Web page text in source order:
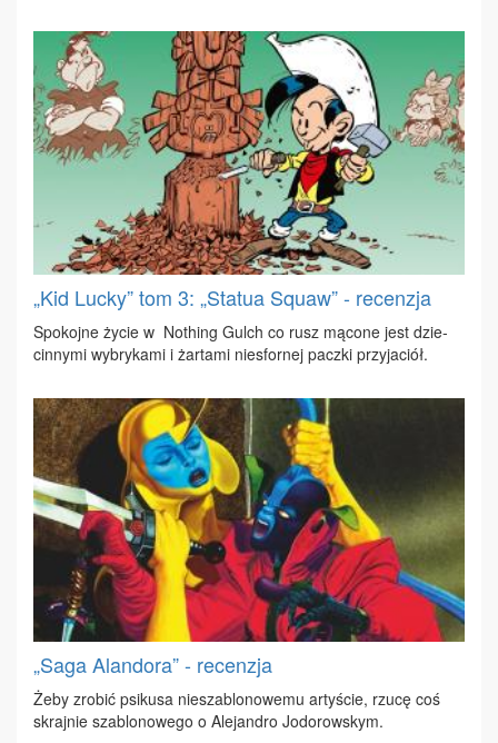
„Kid Lucky” tom 3: „Statua Squaw” - recenzja
Spo­koj­ne ży­cie w No­thing Gulch co rusz mą­co­ne jest dzie­
cin­ny­mi wy­bry­ka­mi i żar­ta­mi nie­sfor­nej pacz­ki przy­ja­ciół.
„Saga Alandora” - recenzja
Że­by zro­bić psi­ku­sa nie­sza­blo­no­we­mu ar­ty­ście, rzu­cę coś
skraj­nie sza­blo­no­we­go o Ale­jan­dro Jo­do­row­skym.